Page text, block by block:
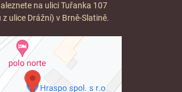
na ulici Tuřanka 107
ulice Drážní) v Brně-Slatině.